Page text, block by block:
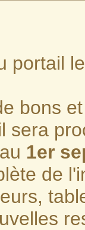
portail
bons
sera
1er
de